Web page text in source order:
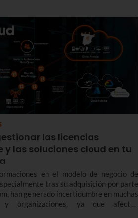
las licencias
y las soluciones cloud en tu
en el modelo de negocio de
tras su adquisición por parte
han generado incertidumbre en muchas
y organizaciones, ya que afectan